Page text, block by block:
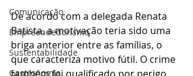
Comunicação
Empreendedorismo
Sustentabilidade
Gastronomia
De acordo com a delegada Renata
Batista, a motivação teria sido uma
briga anterior entre as famílias, o
que caracteriza motivo fútil. O crime